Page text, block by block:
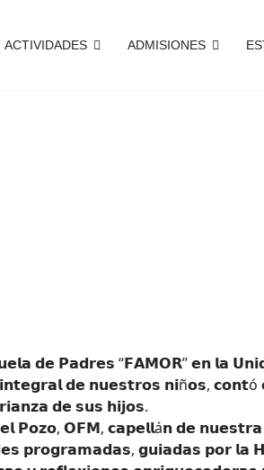
ACTIVIDADES ADMISIONES
𝗱𝗲 𝗣𝗮𝗱𝗿𝗲𝘀 “𝗙𝗔𝗠𝗢𝗥” 𝗲𝗻 𝗹𝗮
𝗱𝗲 𝗻𝘂𝗲𝘀𝘁𝗿𝗼𝘀 𝗻𝗶ñ𝗼𝘀, 𝗰𝗼𝗻𝘁ó
𝗱𝗲 𝘀𝘂𝘀 𝗵𝗶𝗷𝗼𝘀.
𝗣𝗼𝘇𝗼, 𝗢𝗙𝗠, 𝗰𝗮𝗽𝗲𝗹𝗹á𝗻 𝗱𝗲 𝗻𝘂𝗲𝘀𝘁𝗿𝗮
𝗽𝗿𝗼𝗴𝗿𝗮𝗺𝗮𝗱𝗮𝘀, 𝗴𝘂𝗶𝗮𝗱𝗮𝘀 𝗽𝗼𝗿 𝗹𝗮